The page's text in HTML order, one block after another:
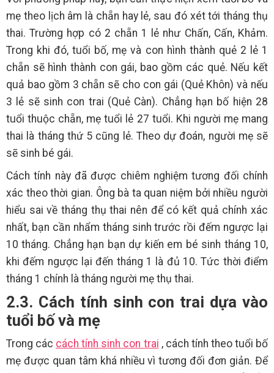
mẹ theo lịch âm là chẵn hay lẻ, sau đó xét tới tháng thụ
thai. Trường hợp có 2 chẵn 1 lẻ như Chấn, Cấn, Khảm.
Trong khi đó, tuổi bố, mẹ và con hình thành quẻ 2 lẻ 1
chẵn sẽ hình thành con gái, bao gồm các quẻ. Nếu kết
quả bao gồm 3 chẵn sẽ cho con gái (Quẻ Khôn) và nếu
3 lẻ sẽ sinh con trai (Quẻ Càn). Chẳng hạn bố hiện 28
tuổi thuộc chẵn, mẹ tuổi lẻ 27 tuổi. Khi người mẹ mang
thai là tháng thứ 5 cũng lẻ. Theo dự đoán, người mẹ sẽ
sẽ sinh bé gái.
Cách tính này đã được chiêm nghiệm tương đối chính
xác theo thời gian. Ông bà ta quan niệm bởi nhiều người
hiểu sai về tháng thụ thai nên để có kết quả chính xác
nhất, bạn cần nhẩm tháng sinh trước rồi đếm ngược lại
10 tháng. Chẳng hạn bạn dự kiến em bé sinh tháng 10,
khi đếm ngược lại đến tháng 1 là đủ 10. Tức thời điểm
tháng 1 chính là tháng người mẹ thụ thai.
2.3. Cách tính sinh con trai dựa vào
tuổi bố và mẹ
Trong các cách tính sinh con trai , cách tính theo tuổi bố
mẹ được quan tâm khá nhiều vì tương đối đơn giản. Để